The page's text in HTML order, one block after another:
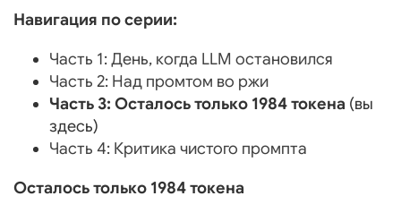
Навигация по серии:
Часть 1: День, когда LLM остановился
Часть 2: Над промтом во ржи
Часть 3: Осталось только 1984 токена (вы
здесь)
Часть 4: Критика чистого промпта
Осталось только 1984 токена